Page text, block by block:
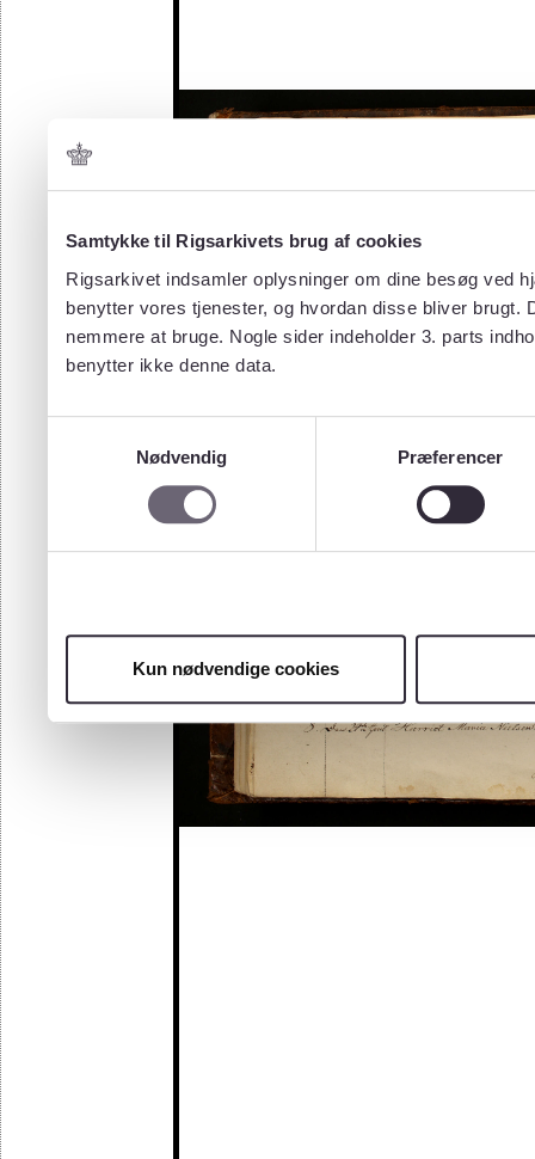
Samtykke til Rigsarkivets brug af cookies
Rigsarkivet indsamler oplysninger om dine besøg ved
benytter vores tjenester, og hvordan disse bliver
nemmere at bruge. Nogle sider indeholder 3. parts
benytter ikke denne data.
Nødvendig
Præferencer
Kun nødvendige cookies